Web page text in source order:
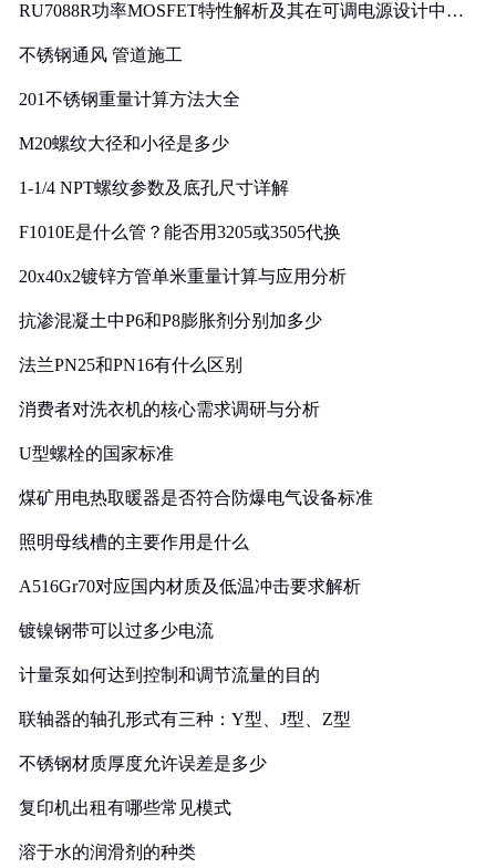
RU7088R功率MOSFET特性解析及其在可调电源设计中的
不锈钢通风 管道施工
201不锈钢重量计算方法大全
M20螺纹大径和小径是多少
1-1/4 NPT螺纹参数及底孔尺寸详解
F1010E是什么管？能否用3205或3505代换
20x40x2镀锌方管单米重量计算与应用分析
抗渗混凝土中P6和P8膨胀剂分别加多少
法兰PN25和PN16有什么区别
消费者对洗衣机的核心需求调研与分析
U型螺栓的国家标准
煤矿用电热取暖器是否符合防爆电气设备标准
照明母线槽的主要作用是什么
A516Gr70对应国内材质及低温冲击要求解析
镀镍钢带可以过多少电流
计量泵如何达到控制和调节流量的目的
联轴器的轴孔形式有三种：Y型、J型、Z型
不锈钢材质厚度允许误差是多少
复印机出租有哪些常见模式
溶于水的润滑剂的种类